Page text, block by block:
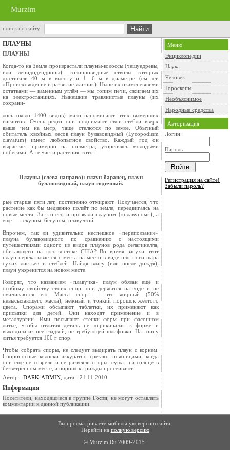
Murzim
поиск по сайту
ПЛАУНЫ
ПЛАУНЫ
Когда-то на Земле произрастали плауны-ко­лоссы (чешуедревы,
или лепидодендроны), колонновидные стволы которых
достигали 40 м в высоту и 1—6 м в диаметре (см. ст.
«Происхож­дение и развитие жизни»). Ныне их окаменев­шими
остатками — каменным углём — мы топим печи, сжигаем их
на электростанциях. Нынешние травянистые плауны (их
сохрани-
лось около 1400 видов) мало напоминают этих вымерших
гигантов. Очень редко они поднима­ют свои стебли вверх
выше чем на метр, чаще стелются по земле. Обычный
обитатель хвойных лесов плаун булавовидный (Lycopodium
clavatum) имеет любопытное свойство. Каждый год он
вырастает примерно на полметра, укореняясь молодыми
побегами. А те части растения, кото-
Плауны (слева направо): плаун-баранец, плаун
булавовидный, плаун годичный.
рые старше пяти лет, постепенно отмирают. Получается, что
растение как бы медленно пол­зёт по земле, передвигаясь на
новые места. За это его и прозвали плауном («плавуном»), а
ещё — текуном, бегуном, плавучкой.
Впрочем, так ли удивительно неспешное «пе­реползание»
плауна булавовидного по сравне­нию с настоящими
путешествиями одного из видов плаунов рода селагинелла,
обитающего на юго-востоке США? Во время засухи этот
плаун перекатывается с места на место в виде плотного шара
сухих листьев и стеблей. Найдя влагу (или после дождя),
плаун укоренится на новом месте.
Говорят, что названием «плавучка» плаун обязан ещё и
особому свойству своих спор: они держатся на воде и не
смачиваются ею. Масса спор — это жирный (50%
невысыхающего мас­ла), нежный и тонкий порошок жёлтого
цвета. Спорами обсыпают таблетки, их применяют как
присыпки для детей. Они находят применение и в
металлургии. Ими посыпают стенки форм при фасонном
литье, чтобы отлитая деталь не «прикипала» к форме и
выходила из неё глад­кой, не требующей шлифовки. На тонну
литья требуется 100 г спор.
Чтобы собрать споры, не следует выдирать плаун с корнем.
Спороносные колоски аккурат­но срезают ножницами, когда
они ещё не созре­ли и не развеяли споры, сушат на солнце в
безветренном месте, а порошок трижды просеи­вают.
Автор - DARK-ADMIN , дата - 21.11.2010
Информация
Посетители, находящиеся в группе Гости, не могут оставлять
комментарии к данной публикации.
Меню
Энциклопедии
Наука
Человек
Гороскопы
Необъяснимое
Народные средства
Авторизация
Логин:
Пароль:
Регистрация на сайте!
Забыли пароль?
Вы просматриваете мобильную версию сайта.
Перейти на полную версию
© Murzim.Ru 2009-2015.